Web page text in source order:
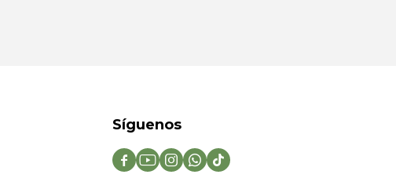
Síguenos
    